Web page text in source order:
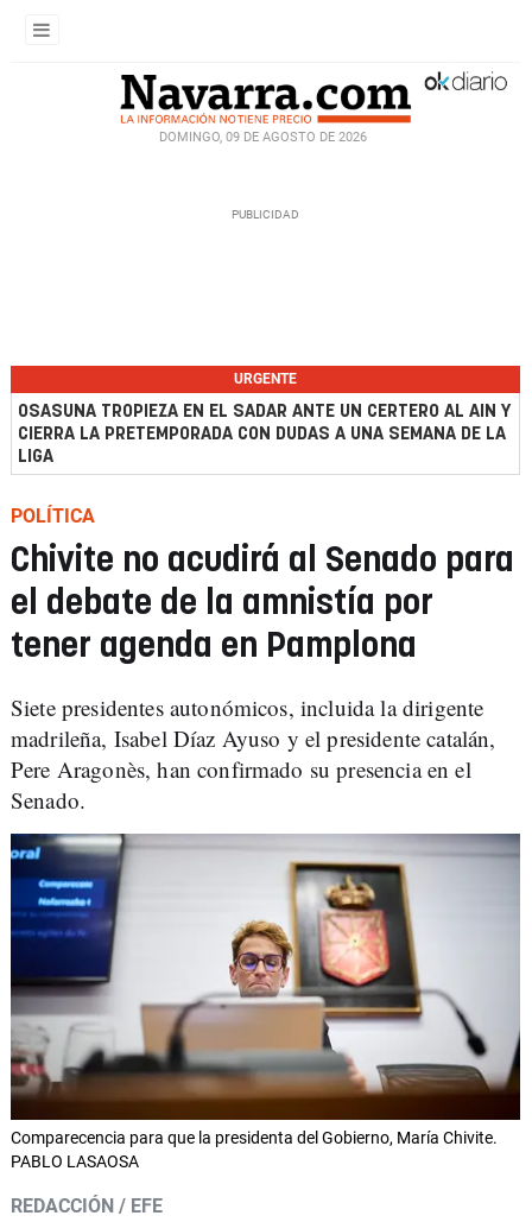
DOMINGO, 09 DE AGOSTO DE 2026
URGENTE
OSASUNA TROPIEZA EN EL SADAR ANTE UN CERTERO AL AIN Y
CIERRA LA PRETEMPORADA CON DUDAS A UNA SEMANA DE LA
LIGA
POLÍTICA
Chivite no acudirá al Senado para
el debate de la amnistía por
tener agenda en Pamplona
Siete presidentes autonómicos, incluida la dirigente
madrileña, Isabel Díaz Ayuso y el presidente catalán,
Pere Aragonès, han confirmado su presencia en el
Senado.
Comparecencia para que la presidenta del Gobierno, María Chivite.
PABLO LASAOSA
REDACCIÓN / EFE